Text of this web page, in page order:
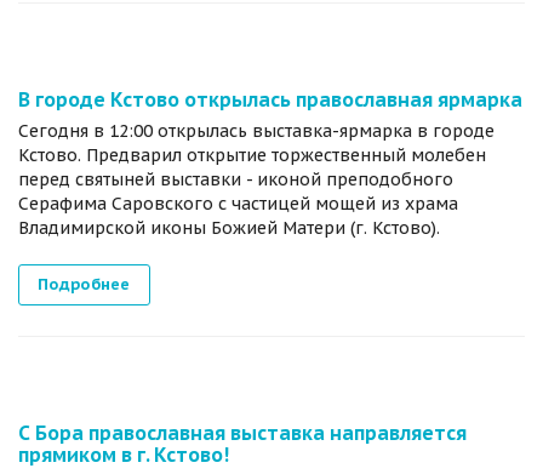
В городе Кстово открылась православная ярмарка
Сегодня в 12:00 открылась выставка-ярмарка в городе
Кстово. Предварил открытие торжественный молебен
перед святыней выставки - иконой преподобного
Серафима Саровского с частицей мощей из храма
Владимирской иконы Божией Матери (г. Кстово).
Подробнее
С Бора православная выставка направляется
прямиком в г. Кстово!